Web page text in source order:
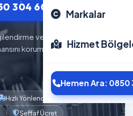
Markalar
Hizmet
Hemen Ara: 0850
ve planlı servis akışıyla
korumaya yardımcı
304 6012
Hızlı Yönlendirme
Şeffaf Ücret